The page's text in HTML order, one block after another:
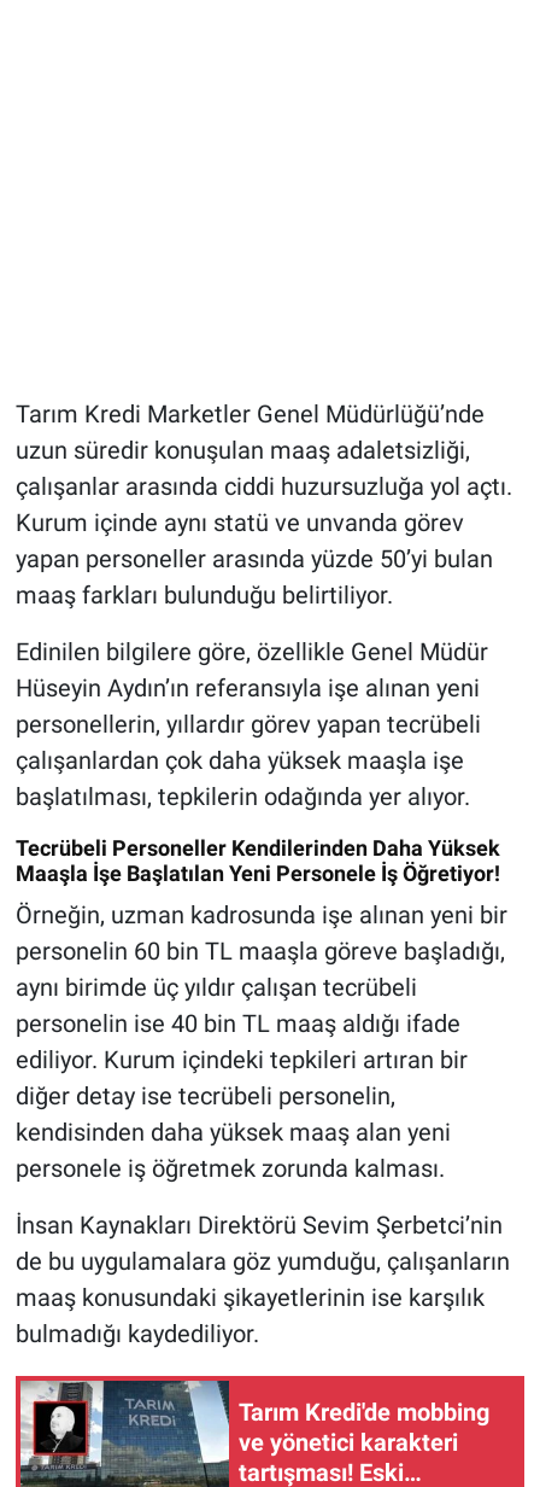
Tarım Kredi Marketler Genel Müdürlüğü’nde
uzun süredir konuşulan maaş adaletsizliği,
çalışanlar arasında ciddi huzursuzluğa yol açtı.
Kurum içinde aynı statü ve unvanda görev
yapan personeller arasında yüzde 50’yi bulan
maaş farkları bulunduğu belirtiliyor.
Edinilen bilgilere göre, özellikle Genel Müdür
Hüseyin Aydın’ın referansıyla işe alınan yeni
personellerin, yıllardır görev yapan tecrübeli
çalışanlardan çok daha yüksek maaşla işe
başlatılması, tepkilerin odağında yer alıyor.
Tecrübeli Personeller Kendilerinden Daha Yüksek
Maaşla İşe Başlatılan Yeni Personele İş Öğretiyor!
Örneğin, uzman kadrosunda işe alınan yeni bir
personelin 60 bin TL maaşla göreve başladığı,
aynı birimde üç yıldır çalışan tecrübeli
personelin ise 40 bin TL maaş aldığı ifade
ediliyor. Kurum içindeki tepkileri artıran bir
diğer detay ise tecrübeli personelin,
kendisinden daha yüksek maaş alan yeni
personele iş öğretmek zorunda kalması.
İnsan Kaynakları Direktörü Sevim Şerbetci’nin
de bu uygulamalara göz yumduğu, çalışanların
maaş konusundaki şikayetlerinin ise karşılık
bulmadığı kaydediliyor.
Tarım Kredi'de mobbing
ve yönetici karakteri
tartışması! Eski